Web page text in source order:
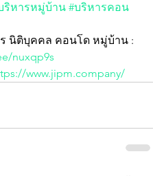
ริหารหมู่บ้าน #บริหารคอน
นิติบุคคล คอนโด หมู่บ้าน :
nuxqp9s
www.jipm.company/